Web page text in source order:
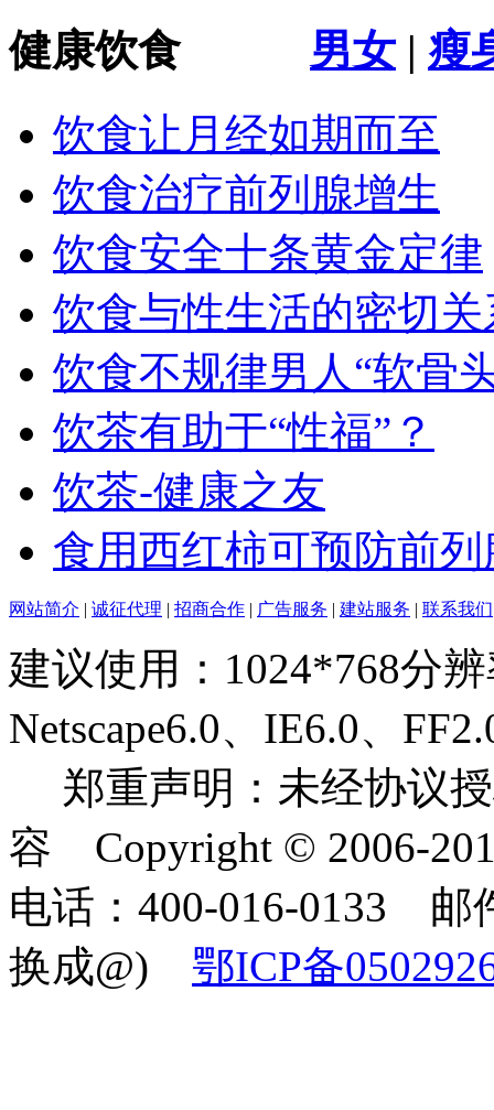
健康饮食 男女 | 瘦
饮食让月经如期而至
饮食治疗前列腺增生
饮食安全十条黄金定律
饮食与性生活的密切关
饮食不规律男人“软骨
饮茶有助于“性福”？
饮茶-健康之友
食用西红柿可预防前列
网站简介 | 诚征代理 | 招商合作 | 广告服务 | 建站服务 | 联系我们
建议使用：1024*768分
Netscape6.0、IE6.0、
郑重声明：未经协议
容 Copyright © 2006-
电话：400-016-0133 邮
换成@) 鄂ICP备